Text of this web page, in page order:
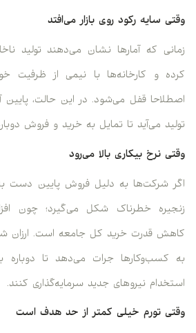
وقتی سایه رکود روی بازار می‌افتد
کرده و کارخانه‌ها با نیمی از ظرفیت
اصطلاحا قفل می‌شود. در این حالت،
تولید می‌آید تا تمایل به خرید و فروش
وقتی نرخ بیکاری بالا می‌رود
اگر شرکت‌ها به دلیل فروش پایین دست
زنجیره خطرناک شکل می‌گیرد؛ چون
کاهش قدرت خرید کل جامعه است. ارزان
به کسب‌وکارها جرات می‌دهد تا دوباره
استخدام نیروهای جدید سرمایه‌گذاری کنند.
وقتی تورم خیلی کمتر از حد هدف است